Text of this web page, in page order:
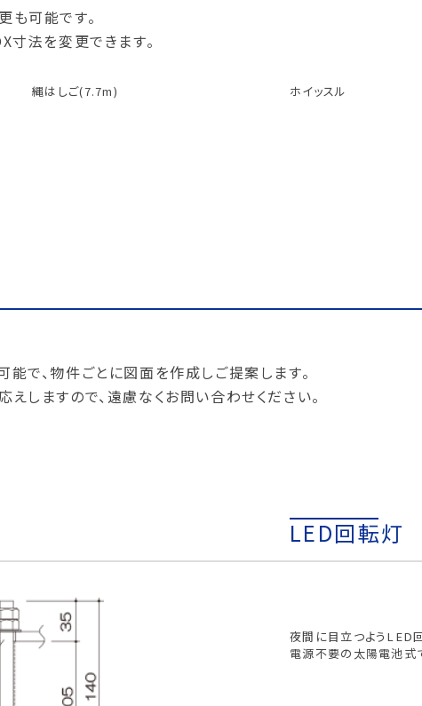
も可能です。
寸法を変更できます。
縄はしご(7.7m) ホイッスル
で、物件ごとに図面を作成しご提案します。
しますので、遠慮なくお問い合わせください。
LED回転灯
夜間に目立つようLED
電源不要の太陽電池式